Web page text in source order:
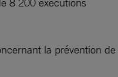
la prévention de